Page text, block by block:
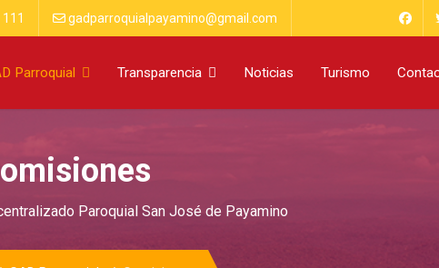
gadparroquialpayamino@gmail.com
Parroquial Transparencia Noticias Turismo
Paroquial San José de Payamino